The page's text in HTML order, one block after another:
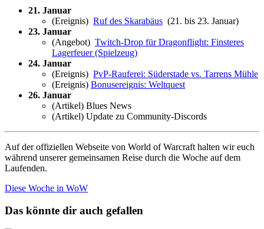
21. Januar
(Ereignis) Ruf des Skarabäus (21. bis 23. Januar)
23. Januar
(Angebot) Twitch-Drop für Dragonflight: Finsteres
Lagerfeuer (Spielzeug)
24. Januar
(Ereignis) PvP-Rauferei: Süderstade vs. Tarrens Mühle
(Ereignis) Bonusereignis: Weltquest
26. Januar
(Artikel) Blues News
(Artikel) Update zu Community-Discords
Auf der offiziellen Webseite von World of Warcraft halten wir euch
während unserer gemeinsamen Reise durch die Woche auf dem
Laufenden.
Diese Woche in WoW
Das könnte dir auch gefallen